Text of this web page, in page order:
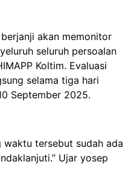
akan memonitor
seluruh persoalan
Koltim. Evaluasi
selama tiga hari
September 2025.
waktu tersebut sudah ada
Ujar yosep